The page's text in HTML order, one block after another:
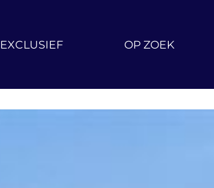
EXCLUSIEF OP ZOEK